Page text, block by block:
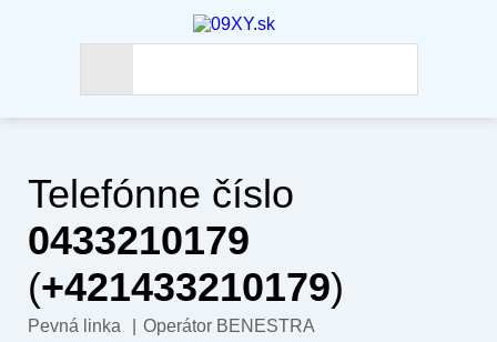
Telefónne číslo
0433210179
(+421433210179)
Pevná linka Operátor BENESTRA